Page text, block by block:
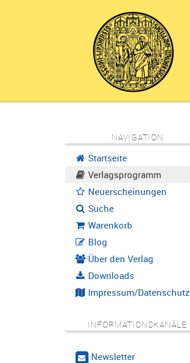
NAVIGATION
Startseite
Verlagsprogramm
Neuerscheinungen
Suche
Warenkorb
Blog
Über den Verlag
Downloads
Impressum/Datenschutz
INFORMATIONSKANÄLE
Newsletter